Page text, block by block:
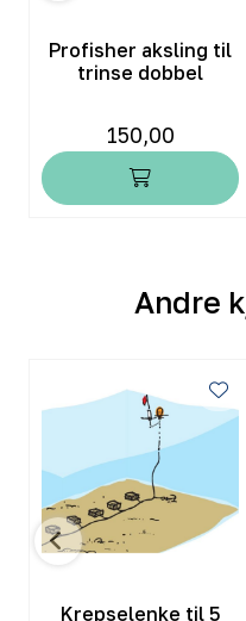
Profisher aksling til
trinse dobbel
150,00
Andre
Krepselenke til 5